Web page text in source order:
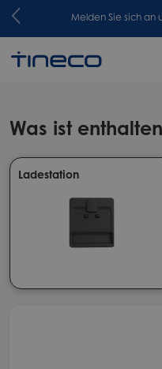
Melden Sie sich an
Was ist
Ladestation